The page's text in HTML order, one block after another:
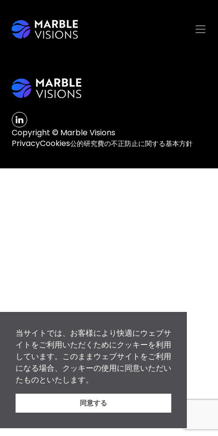
当サイトでは、お客様により快適にウェブサ
イトをご利用いただくためにクッキーを利用
しています。このままウェブサイトをご利用
になる場合、クッキーの使用に同意いただい
たものといたします。
同意する
Copyright © Marble Visions
PrivacyCookies公的研究費の不正防止に関する基本方針